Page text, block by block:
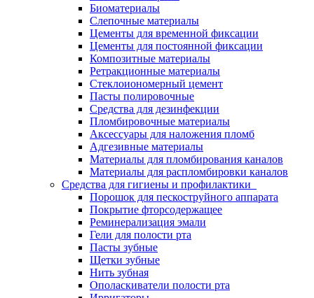
Биоматериалы
Слепочные материалы
Цементы для временной фиксации
Цементы для постоянной фиксации
Композитные материалы
Ретракционные материалы
Стеклоиономерный цемент
Пасты полировочные
Средства для дезинфекции
Пломбировочные материалы
Аксессуары для наложения пломб
Адгезивные материалы
Материалы для пломбирования каналов
Материалы для распломбировки каналов
Средства для гигиены и профилактики
Порошок для пескоструйного аппарата
Покрытие фторсодержащее
Реминерализация эмали
Гели для полости рта
Пасты зубные
Щетки зубные
Нить зубная
Ополаскиватели полости рта